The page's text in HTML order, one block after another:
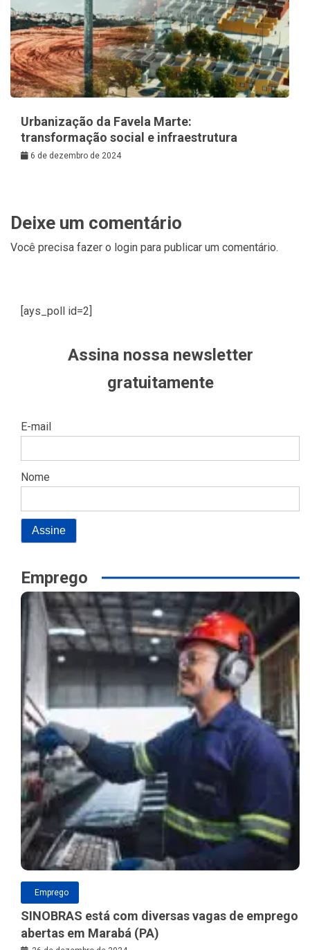
Urbanização da Favela Marte:
transformação social e infraestrutura
6 de dezembro de 2024
Deixe um comentário
Você precisa fazer o login para publicar um comentário.
[ays_poll id=2]
Assina nossa newsletter
gratuitamente
E-mail
Nome
Emprego
Emprego
SINOBRAS está com diversas vagas de emprego
abertas em Marabá (PA)